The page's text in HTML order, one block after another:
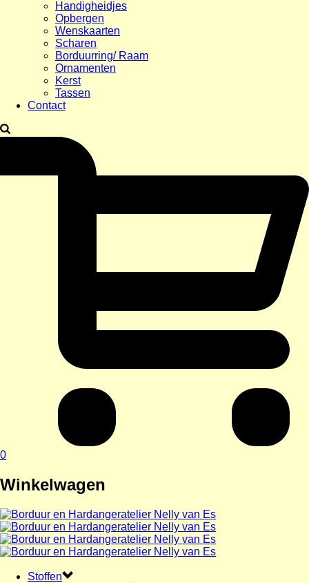
Handigheidjes
Opbergen
Wenskaarten
Scharen
Borduurring/ Raam
Ornamenten
Kerst
Tassen
Contact
0
Winkelwagen
Stoffen